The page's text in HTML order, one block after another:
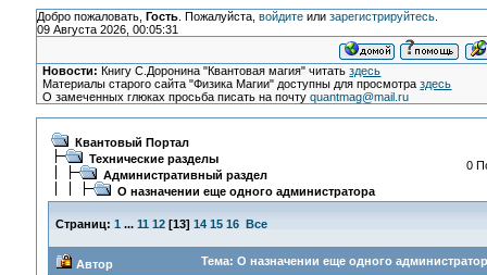
Добро пожаловать, Гость. Пожалуйста, войдитеили зарегистрируйтесь.
09 Августа 2026, 00:05:31
Новости: Книгу С.Доронина "Квантовая магия" читатьздесь
Материалы старого сайта "Физика Магии" доступны для просмотраздесь
О замеченных глюках просьба писать на почтуquantmag@mail.ru
Квантовый Портал
Технические разделы
Административный раздел
О назначении еще одного администратора
0
Страниц: 1 ... 11 12[13] 14 15 16 Все
Автор Тема: О назначении еще одного